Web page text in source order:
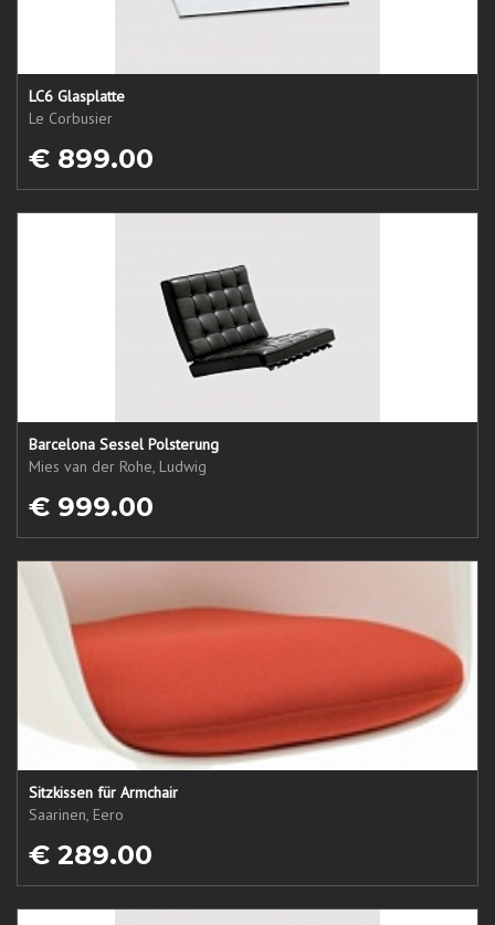
LC6 Glasplatte
Le Corbusier
€ 899.00
Barcelona Sessel Polsterung
Mies van der Rohe, Ludwig
€ 999.00
Sitzkissen für Armchair
Saarinen, Eero
€ 289.00